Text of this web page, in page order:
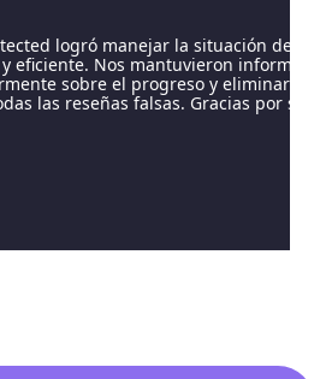
logró manejar la situación de
Nos mantuvieron informados
sobre el progreso y eliminaron con
las reseñas falsas. Gracias por su